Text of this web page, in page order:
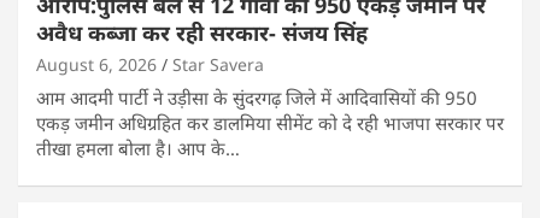
अवैध कब्जा कर रही सरकार- संजय सिंह
August 6, 2026 Star Savera
आम आदमी पार्टी ने उड़ीसा के सुंदरगढ़ जिले में आदिवासियों की 950
एकड़ जमीन अधिग्रहित कर डालमिया सीमेंट को दे रही भाजपा सरकार पर
तीखा हमला बोला है। आप के…